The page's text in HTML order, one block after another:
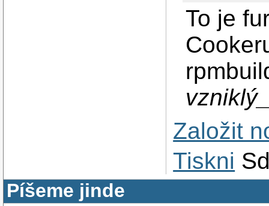
To je
Založit
Tiskni
Píšeme jinde